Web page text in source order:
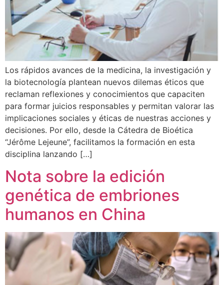
Los rápidos avances de la medicina, la investigación y
la biotecnología plantean nuevos dilemas éticos que
reclaman reflexiones y conocimientos que capaciten
para formar juicios responsables y permitan valorar las
implicaciones sociales y éticas de nuestras acciones y
decisiones. Por ello, desde la Cátedra de Bioética
“Jérôme Lejeune”, facilitamos la formación en esta
disciplina lanzando […]
Nota sobre la edición
genética de embriones
humanos en China